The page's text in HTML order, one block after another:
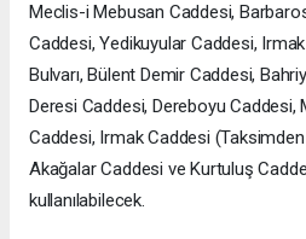
Meclis-i Mebusan Caddesi,
Caddesi, Yedikuyular Caddesi,
Bulvarı, Bülent Demir Caddesi,
Deresi Caddesi, Dereboyu Caddesi,
Caddesi, Irmak Caddesi
Akağalar Caddesi ve Kurtuluş
kullanılabilecek.